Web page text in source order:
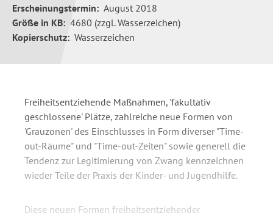
Erscheinungstermin: August 2018
Größe in KB: 4680 (zzgl. Wasserzeichen)
Kopierschutz: Wasserzeichen
Freiheitsentziehende Maßnahmen, 'fakultativ
geschlossene' Plätze, zahlreiche neue Formen von
'Grauzonen' des Einschlusses in Form diverser "Time-
out-Räume" und "Time-out-Zeiten" sowie generell die
Tendenz zur Legitimierung von Zwang kennzeichnen
wieder Teile der Praxis der Kinder- und Jugendhilfe.
Diese neuen Formen freiheitsentziehender